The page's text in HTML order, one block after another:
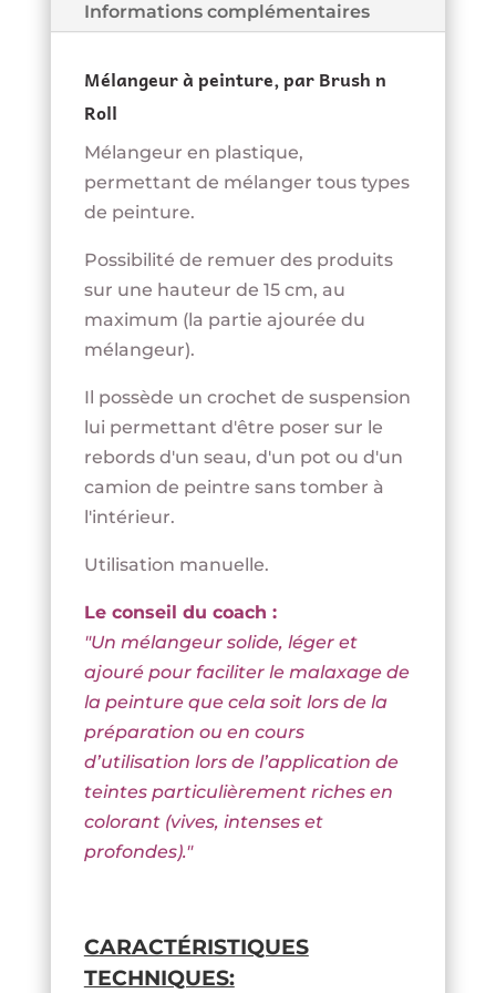
Informations complémentaires
Mélangeur à peinture, par Brush n
Roll
Mélangeur en plastique,
permettant de mélanger tous types
de peinture.
Possibilité de remuer des produits
sur une hauteur de 15 cm, au
maximum (la partie ajourée du
mélangeur).
Il possède un crochet de suspension
lui permettant d'être poser sur le
rebords d'un seau, d'un pot ou d'un
camion de peintre sans tomber à
l'intérieur.
Utilisation manuelle.
Le conseil du coach :
"Un mélangeur solide, léger et
ajouré pour faciliter le malaxage de
la peinture que cela soit lors de la
préparation ou en cours
d’utilisation lors de l’application de
teintes particulièrement riches en
colorant (vives, intenses et
profondes)."
CARACTÉRISTIQUES
TECHNIQUES: